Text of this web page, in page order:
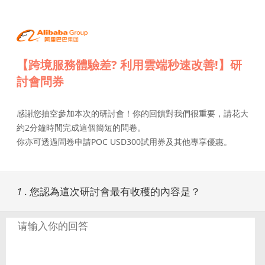
【跨境服務體驗差? 利用雲端秒速改善!】研
討會問券
感謝您抽空參加本次的研討會！你的回饋對我們很重要，請花大
約2分鐘時間完成這個簡短的問卷。
你亦可透過問卷申請POC USD300試用券及其他專享優惠。
1 . 您認為這次研討會最有收穫的內容是？